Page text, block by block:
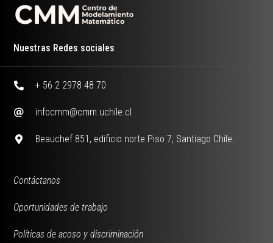
Nuestras Redes sociales
+ 56 2 2978 48 70
infocmm@cmm.uchile.cl
Beauchef 851, edificio norte Piso 7, Santiago Chile.
Contáctanos
Oportunidades de trabajo
Políticas de acoso y discriminación